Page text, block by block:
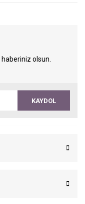
haberiniz olsun.
KAYDOL